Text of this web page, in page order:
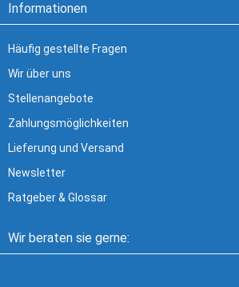
Informationen
Häufig gestellte Fragen
Wir über uns
Stellenangebote
Zahlungsmöglichkeiten
Lieferung und Versand
Newsletter
Ratgeber & Glossar
Wir beraten sie gerne: